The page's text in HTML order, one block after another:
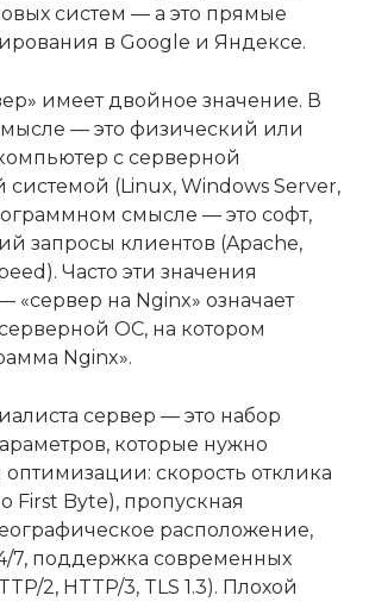
систем — а это прямые
в Google и Яндексе.
имеет двойное значение. В
— это физический или
с серверной
(Linux, Windows Server,
смысле — это софт,
запросы клиентов (Apache,
Часто эти значения
«сервер на Nginx» означает
ОС, на котором
Nginx».
сервер — это набор
которые нужно
скорость отклика
First Byte), пропускная
расположение,
7, поддержка современных
2, HTTP/3, TLS 1.3). Плохой